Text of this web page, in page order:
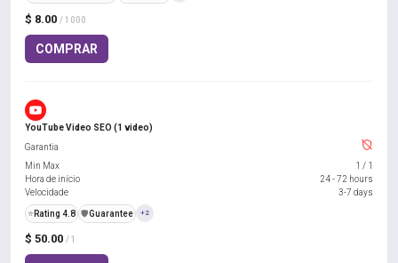
$ 8.00 / 1000
COMPRAR
YouTube Video SEO (1 video)
$ 50.00 / 1
Garantia
Min Max
1 / 1
Hora de início
24 - 72 hours
Velocidade
3-7 days
⭐ Rating 4.8 ️🛡️Guarantee +2